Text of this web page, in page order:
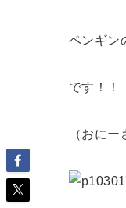
ペンギン
です！！
（おに